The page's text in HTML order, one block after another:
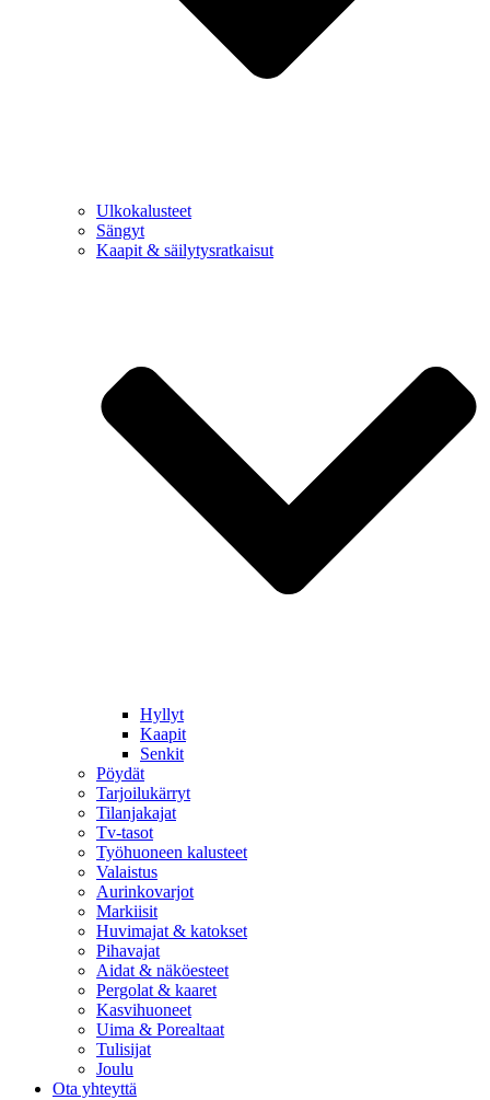
Ulkokalusteet
Sängyt
Kaapit & säilytysratkaisut
Hyllyt
Kaapit
Senkit
Pöydät
Tarjoilukärryt
Tilanjakajat
Tv-tasot
Työhuoneen kalusteet
Valaistus
Aurinkovarjot
Markiisit
Huvimajat & katokset
Pihavajat
Aidat & näköesteet
Pergolat & kaaret
Kasvihuoneet
Uima & Porealtaat
Tulisijat
Joulu
Ota yhteyttä